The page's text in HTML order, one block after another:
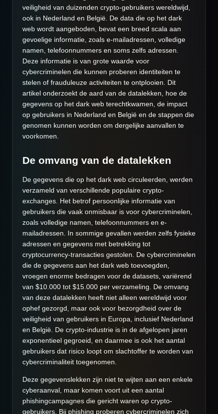
veiligheid van duizenden crypto-gebruikers wereldwijd,
ook in Nederland en België. De data die op het dark
web wordt aangeboden, bevat een breed scala aan
gevoelige informatie, zoals e-mailadressen, volledige
namen, telefoonnummers en soms zelfs adressen.
Deze informatie is van grote waarde voor
cybercriminelen die kunnen proberen identiteiten te
stelen of frauduleuze activiteiten te ontplooien. Dit
artikel onderzoekt de aard van de datalekken, hoe de
gegevens op het dark web terechtkwamen, de impact
op gebruikers in Nederland en België en de stappen die
genomen kunnen worden om dergelijke aanvallen te
voorkomen.
De omvang van de datalekken
De gegevens die op het dark web circuleerden, werden
verzameld van verschillende populaire crypto-
exchanges. Het betrof persoonlijke informatie van
gebruikers die vaak onmisbaar is voor cybercriminelen,
zoals volledige namen, telefoonnummers en e-
mailadressen. In sommige gevallen werden zelfs fysieke
adressen en gegevens met betrekking tot
cryptocurrency-transacties gestolen. De cybercriminelen
die de gegevens aan het dark web toevoegden,
vroegen enorme bedragen voor de datasets, variërend
van $10.000 tot $15.000 per verzameling. De omvang
van deze datalekken heeft niet alleen wereldwijd voor
ophef gezorgd, maar ook voor bezorgdheid over de
veiligheid van gebruikers in Europa, inclusief Nederland
en België. De crypto-industrie is in de afgelopen jaren
exponentieel gegroeid, en daarmee is ook het aantal
gebruikers dat risico loopt om slachtoffer te worden van
cybercriminaliteit toegenomen.
Deze gegevenslekken zijn niet te wijten aan een enkele
cyberaanval, maar komen voort uit een aantal
phishingcampagnes die gericht waren op crypto-
gebruikers. Bij phishing proberen cybercriminelen zich